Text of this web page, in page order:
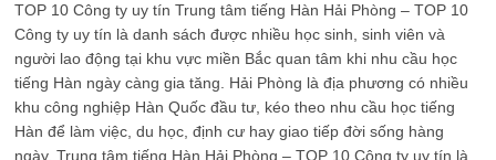
TOP 10 Công ty uy tín Trung tâm tiếng Hàn Hải Phòng – TOP 10
Công ty uy tín là danh sách được nhiều học sinh, sinh viên và
người lao động tại khu vực miền Bắc quan tâm khi nhu cầu học
tiếng Hàn ngày càng gia tăng. Hải Phòng là địa phương có nhiều
khu công nghiệp Hàn Quốc đầu tư, kéo theo nhu cầu học tiếng
Hàn để làm việc, du học, định cư hay giao tiếp đời sống hàng
ngày. Trung tâm tiếng Hàn Hải Phòng – TOP 10 Công ty uy tín là